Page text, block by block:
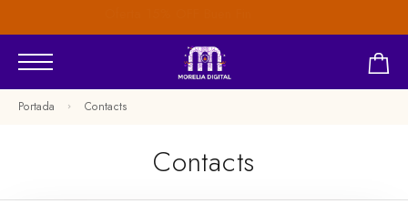
Portada Contacts
Contacts